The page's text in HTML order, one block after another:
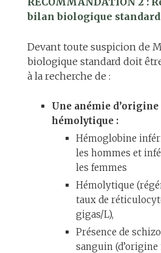
bilan biologique standard
Devant toute suspicion de
biologique standard doit
à la recherche de :
Une anémie
hémolytique :
Hémoglobine
les hommes et
les femmes
Hémolytique
taux de
gigas/L),
Présence de
sanguin (d’origine